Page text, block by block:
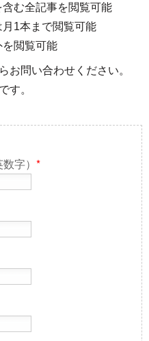
含む全記事を閲覧可能
月1本まで閲覧可能
を閲覧可能
お問い合わせください。
す。
字） *